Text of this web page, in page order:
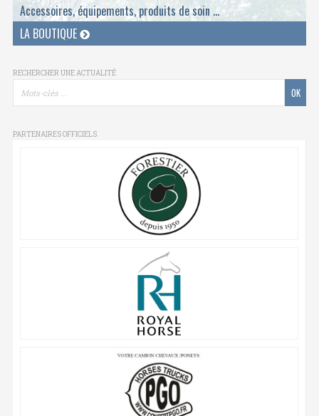
Accessoires, équipements, produits de soin ...
LA BOUTIQUE
RECHERCHER UNE ACTUALITÉ
PARTENAIRES OFFICIELS